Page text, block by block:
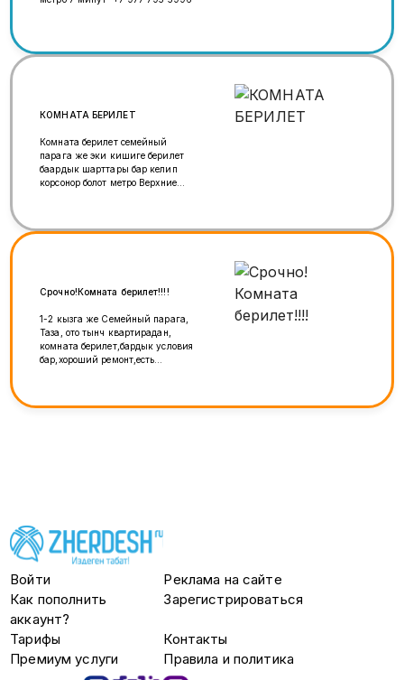
КОМНАТА БЕРИЛЕТ
Комната берилет семейный
парага же эки кишиге берилет
баардык шарттары бар келип
корсонор болот метро Верхние
Срочно!Комната берилет!!!!
1-2 кызга же Семейный парага,
Таза, ото тынч квартирадан,
комната берилет,бардык условия
бар,хороший ремонт,есть
Войти
Реклама на сайте
Как пополнить
аккаунт?
Зарегистрироваться
Тарифы
Контакты
Премиум услуги
Правила и политика